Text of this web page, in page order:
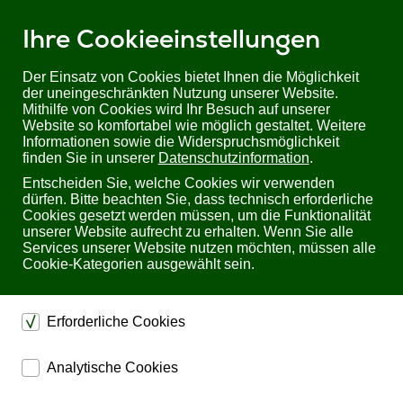
Ihre Cookieeinstellungen
Der Einsatz von Cookies bietet Ihnen die Möglichkeit
der uneingeschränkten Nutzung unserer Website.
Mithilfe von Cookies wird Ihr Besuch auf unserer
Website so komfortabel wie möglich gestaltet. Weitere
Informationen sowie die Widerspruchsmöglichkeit
finden Sie in unserer Datenschutzinformation.
Entscheiden Sie, welche Cookies wir verwenden
dürfen. Bitte beachten Sie, dass technisch erforderliche
Cookies gesetzt werden müssen, um die Funktionalität
unserer Website aufrecht zu erhalten. Wenn Sie alle
Services unserer Website nutzen möchten, müssen alle
Cookie-Kategorien ausgewählt sein.
Erforderliche Cookies
dienen dem technischen einwandfreien Betrieb unserer
Website.
Analytische Cookies
Sie befinden sich hier:Startseite Produkte
Überspannungsschutz
PROBLOC BS 50/320 (4+0) von ISKRA
PROBLOC BS 50/320 (4+0) von ISKRA